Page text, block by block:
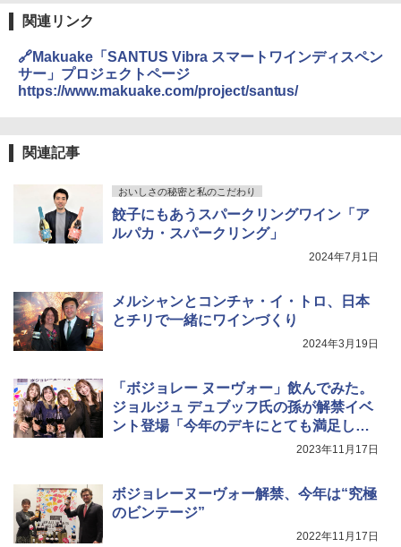
関連リンク
🔗Makuake「SANTUS Vibra スマートワインディスペン
サー」プロジェクトページ
https://www.makuake.com/project/santus/
関連記事
おいしさの秘密と私のこだわり
餃子にもあうスパークリングワイン「ア
ルパカ・スパークリング」
2024年7月1日
メルシャンとコンチャ・イ・トロ、日本
とチリで一緒にワインづくり
2024年3月19日
「ボジョレー ヌーヴォー」飲んでみた。
ジョルジュ デュブッフ氏の孫が解禁イベ
ント登場「今年のデキにとても満足して
2023年11月17日
ボジョレーヌーヴォー解禁、今年は“究極
のビンテージ”
2022年11月17日